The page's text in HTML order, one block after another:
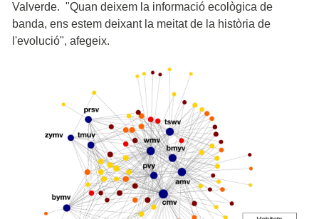
Valverde. "Quan deixem la informació ecològica de
banda, ens estem deixant la meitat de la història de
l'evolució", afegeix.